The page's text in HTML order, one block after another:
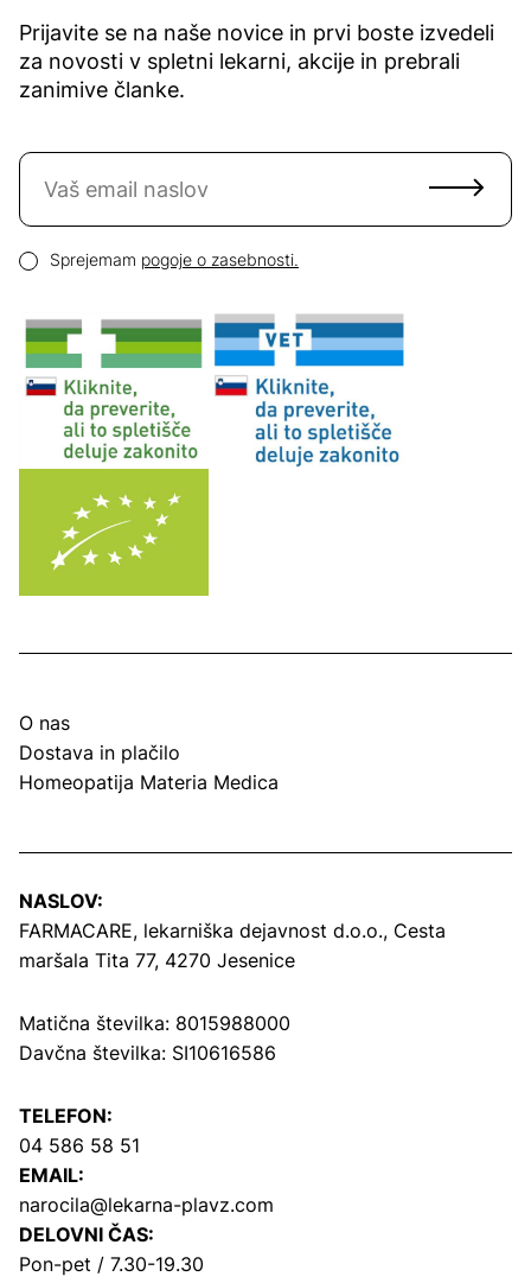
Prijavite se na naše novice in prvi boste izvedeli
za novosti v spletni lekarni, akcije in prebrali
zanimive članke.
Naročite se na novice
Pogoji zasebnosti
Sprejemam pogoje o zasebnosti.
O nas
Dostava in plačilo
Homeopatija Materia Medica
NASLOV:
FARMACARE, lekarniška dejavnost d.o.o., Cesta
maršala Tita 77, 4270 Jesenice
Matična številka: 8015988000
Davčna številka: SI10616586
TELEFON:
04 586 58 51
EMAIL:
narocila@lekarna-plavz.com
DELOVNI ČAS:
Pon-pet / 7.30-19.30